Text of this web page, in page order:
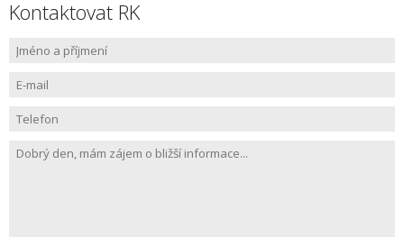
Kontaktovat RK